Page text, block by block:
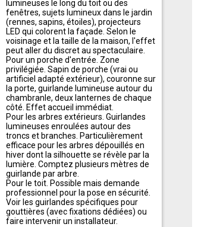
lumineuses le long du toit ou des
fenêtres, sujets lumineux dans le jardin
(rennes, sapins, étoiles), projecteurs
LED qui colorent la façade. Selon le
voisinage et la taille de la maison, l'effet
peut aller du discret au spectaculaire.
Pour un porche d'entrée. Zone
privilégiée. Sapin de porche (vrai ou
artificiel adapté extérieur), couronne sur
la porte, guirlande lumineuse autour du
chambranle, deux lanternes de chaque
côté. Effet accueil immédiat.
Pour les arbres extérieurs. Guirlandes
lumineuses enroulées autour des
troncs et branches. Particulièrement
efficace pour les arbres dépouillés en
hiver dont la silhouette se révèle par la
lumière. Comptez plusieurs mètres de
guirlande par arbre.
Pour le toit. Possible mais demande
professionnel pour la pose en sécurité.
Voir les guirlandes spécifiques pour
gouttières (avec fixations dédiées) ou
faire intervenir un installateur.